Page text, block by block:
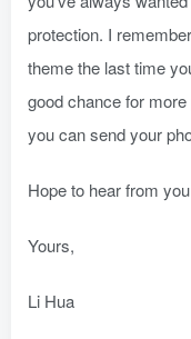
protection. I
theme the last time
good chance for
you can send your
Hope to hear from
Yours,
Li Hua